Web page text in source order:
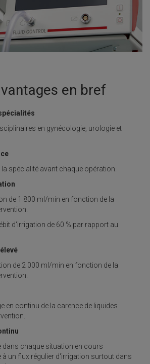
en bref
en gynécologie, urologie et
spécialité avant chaque opération.
de 1 800 ml/min en fonction de la
d'irrigation de 60 % par rapport au
de 2 000 ml/min en fonction de la
en continu de la carence de liquides
dans chaque situation en cours
à un flux régulier d'irrigation surtout dans